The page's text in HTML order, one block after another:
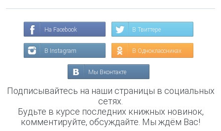
На Facebook В Твиттере
В Instagram В Одноклассниках
Мы Вконтакте
Подписывайтесь на наши страницы в социальных
сетях.
Будьте в курсе последних книжных новинок,
комментируйте, обсуждайте. Мы ждём Вас!